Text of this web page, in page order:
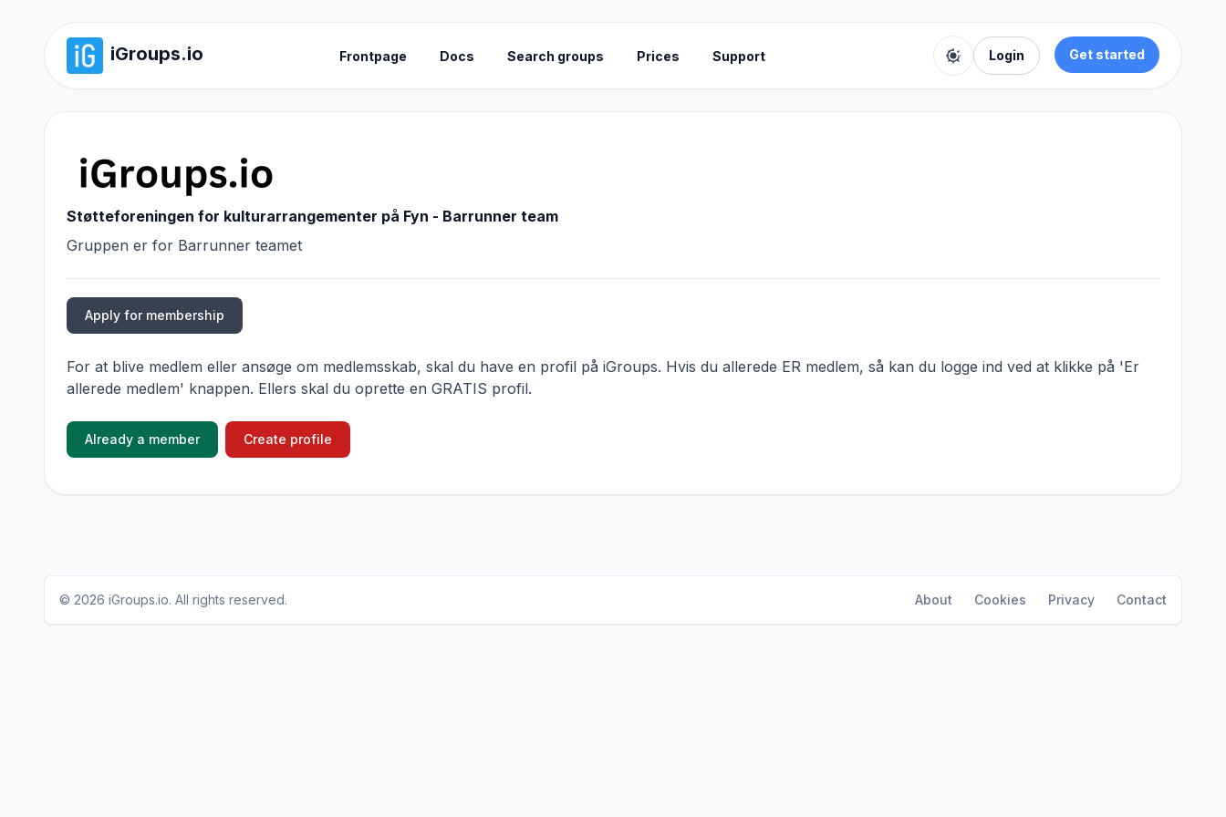
iGroups.io Frontpage Docs Search groups Prices Support Toggle color theme
Login Get started
Støtteforeningen for kulturarrangementer på Fyn - Barrunner team
Gruppen er for Barrunner teamet
Apply for membership
For at blive medlem eller ansøge om medlemsskab, skal du have en profil på iGroups. Hvis du allerede ER medlem, så kan du logge ind ved at klikke på 'Er
allerede medlem' knappen. Ellers skal du oprette en GRATIS profil.
Already a member Create profile
© 2026 iGroups.io. All rights reserved. About Cookies Privacy Contact